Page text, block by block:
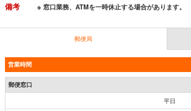
備考 ※ 窓口業務、ATMを一時休止する場合があります。
郵便局
営業時間
郵便窓口
平日